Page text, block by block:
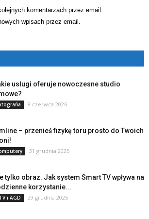
komentarzach przez email.
wpisach przez email.
usługi oferuje nowoczesne studio
8 czerwca 2026
– przenieś fizykę toru prosto do Twoich
31 grudnia 2025
tylko obraz. Jak system Smart TV wpływa na
korzystanie...
i AGD 29 grudnia 2025